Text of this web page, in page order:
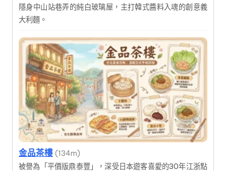
隱身中山站巷弄的純白玻璃屋，主打韓式醬料入魂的創意義
大利麵。
金品茶樓 (134m)
被譽為「平價版鼎泰豐」，深受日本遊客喜愛的30年江浙點